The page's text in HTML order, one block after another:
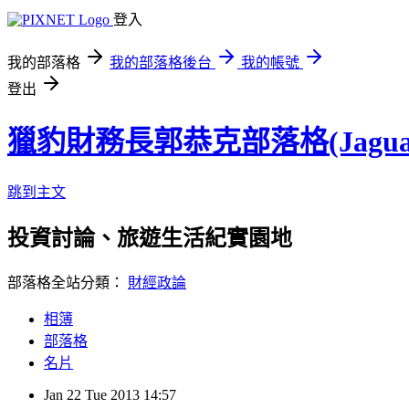
登入
我的部落格 我的部落格後台
我的帳號
登出
獵豹財務長郭恭克部落格
跳到主文
投資討論、旅遊生活紀實園地
部落格全站分類： 財經政論
相簿
部落格
名片
Jan 22 Tue 2013 14:57